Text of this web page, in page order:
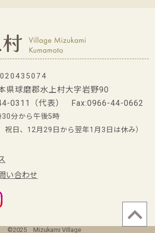
県球磨郡水上村大字岩野90
0311 （代表） Fax:0966-44-0662
分から午後5時
祝日、12月29日から翌年1月3日は休み）
い合わせ
©2025 Mizukami Village